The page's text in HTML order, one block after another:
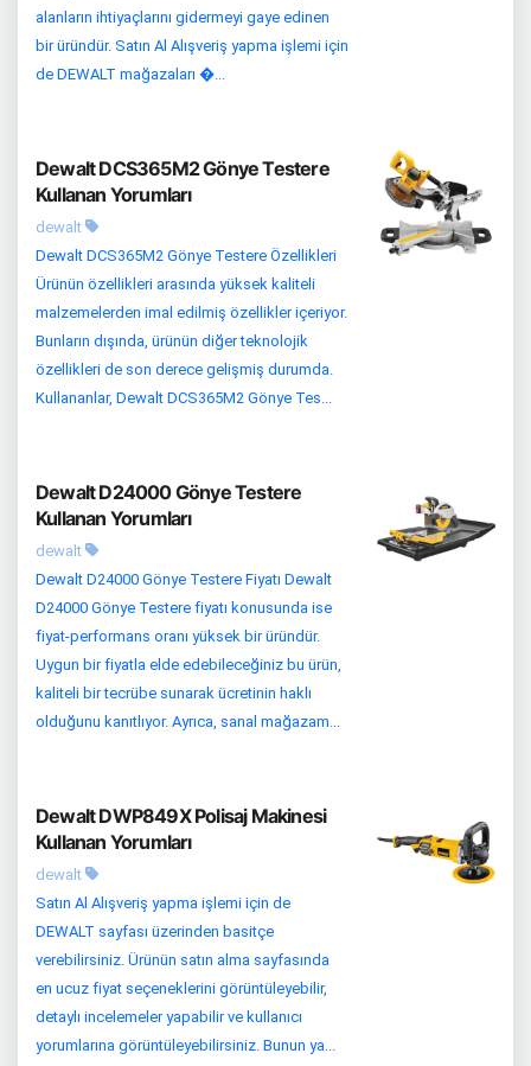
alanların ihtiyaçlarını gidermeyi gaye edinen
bir üründür. Satın Al Alışveriş yapma işlemi için
de DEWALT mağazaları �...
Dewalt DCS365M2 Gönye Testere
Kullanan Yorumları
dewalt
Dewalt DCS365M2 Gönye Testere Özellikleri
Ürünün özellikleri arasında yüksek kaliteli
malzemelerden imal edilmiş özellikler içeriyor.
Bunların dışında, ürünün diğer teknolojik
özellikleri de son derece gelişmiş durumda.
Kullananlar, Dewalt DCS365M2 Gönye Tes...
Dewalt D24000 Gönye Testere
Kullanan Yorumları
dewalt
Dewalt D24000 Gönye Testere Fiyatı Dewalt
D24000 Gönye Testere fiyatı konusunda ise
fiyat-performans oranı yüksek bir üründür.
Uygun bir fiyatla elde edebileceğiniz bu ürün,
kaliteli bir tecrübe sunarak ücretinin haklı
olduğunu kanıtlıyor. Ayrıca, sanal mağazam...
Dewalt DWP849X Polisaj Makinesi
Kullanan Yorumları
dewalt
Satın Al Alışveriş yapma işlemi için de
DEWALT sayfası üzerinden basitçe
verebilirsiniz. Ürünün satın alma sayfasında
en ucuz fiyat seçeneklerini görüntüleyebilir,
detaylı incelemeler yapabilir ve kullanıcı
yorumlarına görüntüleyebilirsiniz. Bunun ya...